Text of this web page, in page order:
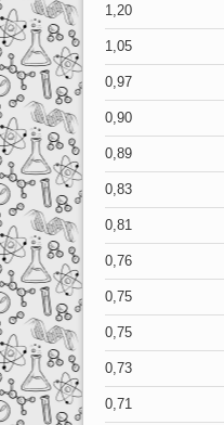
1,20
1,05
0,97
0,90
0,89
0,83
0,81
0,76
0,75
0,75
0,73
0,71